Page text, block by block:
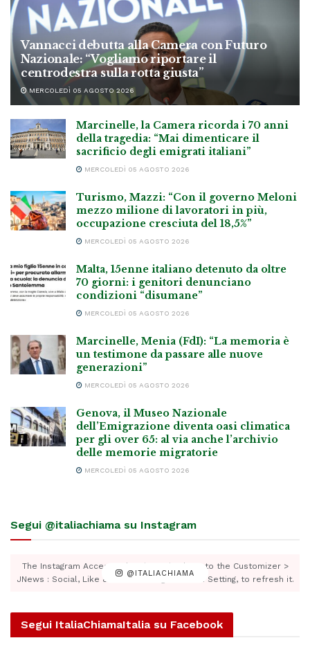
Vannacci debutta alla Camera con Futuro
Nazionale: “Vogliamo riportare il
centrodestra sulla rotta giusta”
MERCOLEDÌ 05 AGOSTO 2026
Marcinelle, la Camera ricorda i 70 anni
della tragedia: “Mai dimenticare il
sacrificio degli emigrati italiani”
MERCOLEDÌ 05 AGOSTO 2026
Turismo, Mazzi: “Con il governo Meloni
mezzo milione di lavoratori in più,
occupazione cresciuta del 18,5%”
MERCOLEDÌ 05 AGOSTO 2026
Malta, 15enne italiano detenuto da oltre
70 giorni: i genitori denunciano
condizioni “disumane”
MERCOLEDÌ 05 AGOSTO 2026
Marcinelle, Menia (FdI): “La memoria è
un testimone da passare alle nuove
generazioni”
MERCOLEDÌ 05 AGOSTO 2026
Genova, il Museo Nazionale
dell’Emigrazione diventa oasi climatica
per gli over 65: al via anche l’archivio
delle memorie migratorie
MERCOLEDÌ 05 AGOSTO 2026
Segui @italiachiama su Instagram
@ITALIACHIAMA
The Instagram Access Token is expired, Go to the Customizer >
JNews : Social, Like & View > Instagram Feed Setting, to refresh it.
Segui ItaliaChiamaItalia su Facebook